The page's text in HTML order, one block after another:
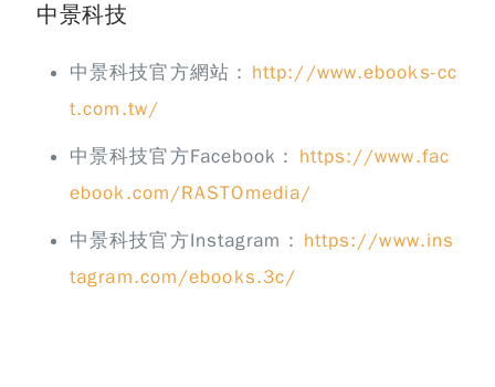
中景科技
中景科技官方網站： http://www.ebooks-cc
t.com.tw/
中景科技官方Facebook： https://www.fac
ebook.com/RASTOmedia/
中景科技官方Instagram： https://www.ins
tagram.com/ebooks.3c/